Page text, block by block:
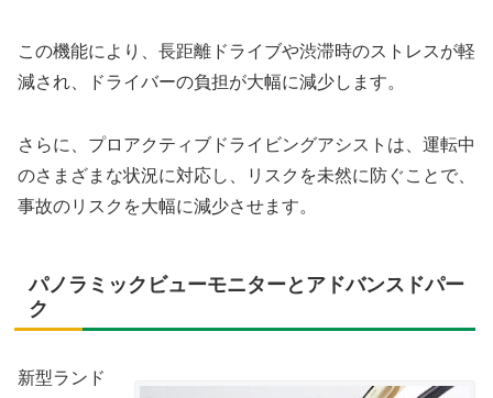
この機能により、長距離ドライブや渋滞時のストレスが軽
減され、ドライバーの負担が大幅に減少します。
さらに、プロアクティブドライビングアシストは、運転中
のさまざまな状況に対応し、リスクを未然に防ぐことで、
事故のリスクを大幅に減少させます。
パノラミックビューモニターとアドバンスドパー
ク
新型ランド